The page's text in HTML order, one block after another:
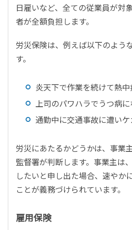
日雇いなど、全ての従業員が対
者が全額負担します。
労災保険は、例えば以下のよう
す。
炎天下で作業を続けて熱
上司のパワハラでうつ病
通勤中に交通事故に遭い
労災にあたるかどうかは、事業
監督署が判断します。事業主は
したいと申し出た場合、速やか
ことが義務づけられています。
雇用保険